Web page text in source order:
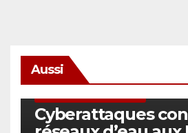
Aussi
Cyberattaques